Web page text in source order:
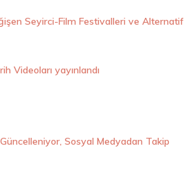
Seyirci-Film Festivalleri ve Alternatif
Videoları yayınlandı
Sosyal Medyadan Takip